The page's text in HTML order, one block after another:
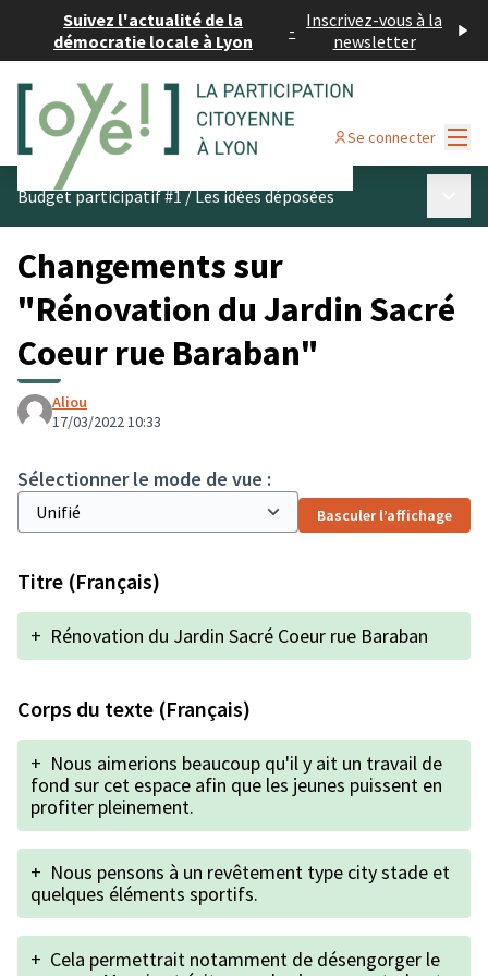
Suivez l'actualité de la
démocratie locale à Lyon
- Inscrivez-vous à la
newsletter
Se connecter
Budget participatif #1/Les idées déposées
Changements sur
"Rénovation du Jardin Sacré
Coeur rue Baraban"
Aliou
17/03/2022 10:33
Sélectionner le mode de vue :
Basculer l’affichage
Titre (Français)
+ Rénovation du Jardin Sacré Coeur rue Baraban
Corps du texte (Français)
+ Nous aimerions beaucoup qu'il y ait un travail de
fond sur cet espace afin que les jeunes puissent en
profiter pleinement.
+ Nous pensons à un revêtement type city stade et
quelques éléments sportifs.
+ Cela permettrait notamment de désengorger le